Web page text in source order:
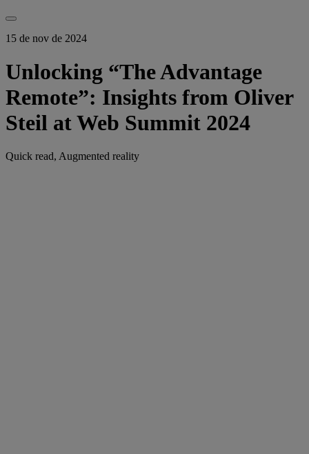
15 de nov de 2024
Unlocking “The Advantage
Remote”: Insights from Oliver
Steil at Web Summit 2024
Quick read, Augmented reality